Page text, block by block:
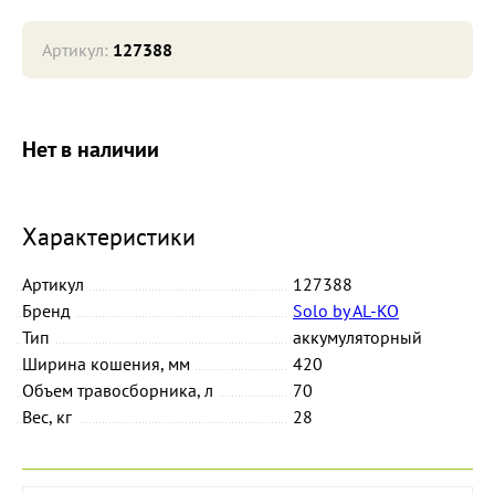
Нет в наличии
Характеристики
Артикул
127388
Бренд
Solo by AL-KO
Тип
аккумуляторный
Ширина кошения, мм
420
Объем травосборника, л
70
Вес, кг
28
Артикул: 127388